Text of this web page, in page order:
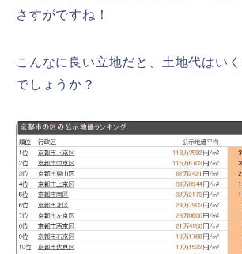
さすがですね！
こんなに良い立地だと、土地代はい
でしょうか？